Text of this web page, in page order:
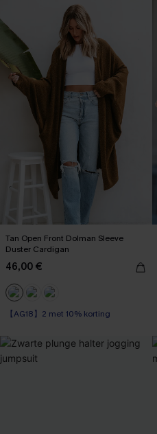
Tan Open Front Dolman Sleeve
Duster Cardigan
46,00 €
【AG18】2 met 10% korting